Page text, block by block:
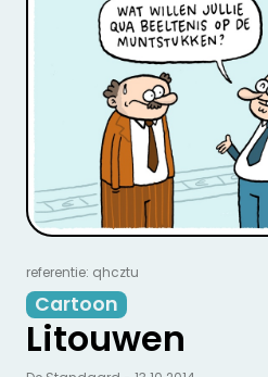
referentie: qhcztu
Cartoon
Litouwen